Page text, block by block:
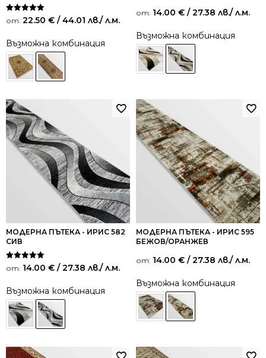
Оценено на
5.00
от: 22.50 € / 44.01 лв./ л.м.
Възможна комбинация
от: 14.00 € / 27.38 лв./ л.м.
Възможна комбинация
МОДЕРНА ПЪТЕКА - ИРИС 582
СИВ
Оценено на
5.00
от: 14.00 € / 27.38 лв./ л.м.
Възможна комбинация
МОДЕРНА ПЪТЕКА - ИРИС 595
БЕЖОВ/ОРАНЖЕВ
от: 14.00 € / 27.38 лв./ л.м.
Възможна комбинация